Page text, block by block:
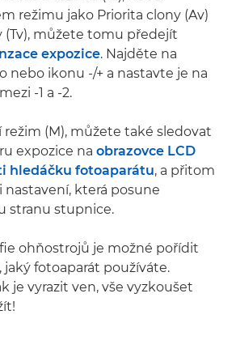
režimu jako Priorita clony (Av)
(Tv), můžete tomu předejít
expozice. Najděte na
nebo ikonu -/+ a nastavte je na
-1 a -2.
(M), můžete také sledovat
expozice na obrazovce LCD
hledáčku fotoaparátu, a přitom
která posune
stranu stupnice.
ohňostrojů je možné pořídit
jaký fotoaparát používáte.
je vyrazit ven, vše vyzkoušet